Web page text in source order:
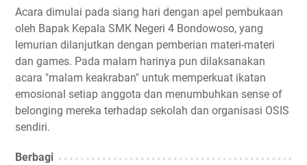
Acara dimulai pada siang hari dengan apel pembukaan
oleh Bapak Kepala SMK Negeri 4 Bondowoso, yang
lemurian dilanjutkan dengan pemberian materi-materi
dan games. Pada malam harinya pun dilaksanakan
acara "malam keakraban" untuk memperkuat ikatan
emosional setiap anggota dan menumbuhkan sense of
belonging mereka terhadap sekolah dan organisasi OSIS
sendiri.
Berbagi